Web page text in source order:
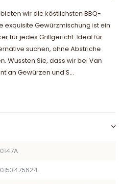
wir die köstlichsten BBQ-
exquisite Gewürzmischung ist ein
für jedes Grillgericht. Ideal für
suchen, ohne Abstriche
Wussten Sie, dass wir bei Van
an Gewürzen und S...